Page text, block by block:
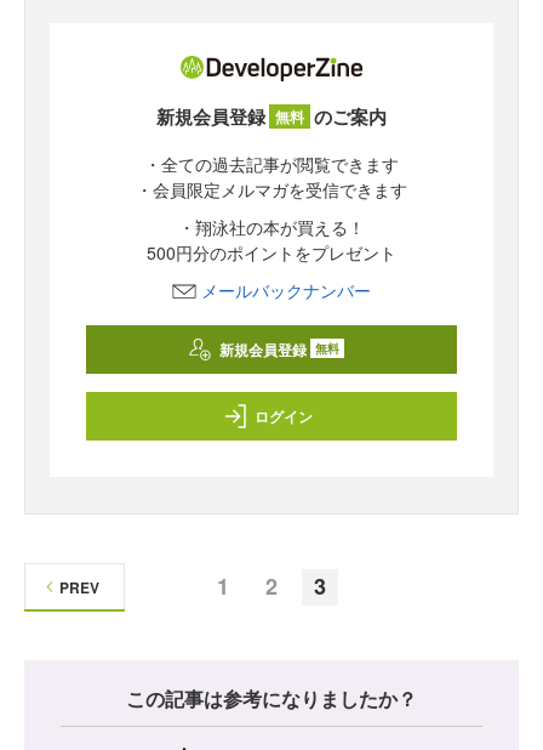
新規会員登録 無料 のご案内
・全ての過去記事が閲覧できます
・会員限定メルマガを受信できます
・翔泳社の本が買える！
500円分のポイントをプレゼント
メールバックナンバー
新規会員登録 無料
ログイン
1 2 3
PREV
この記事は参考になりましたか？